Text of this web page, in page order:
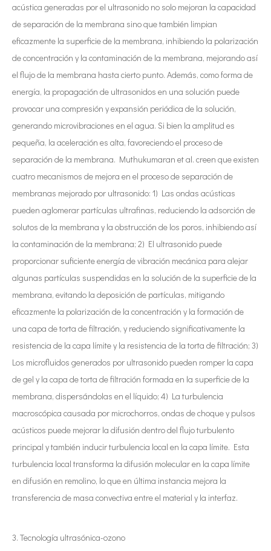
acústica generadas por el ultrasonido no solo mejoran la capacidad
de separación de la membrana sino que también limpian
eficazmente la superficie de la membrana, inhibiendo la polarización
de concentración y la contaminación de la membrana, mejorando así
el flujo de la membrana hasta cierto punto. Además, como forma de
energía, la propagación de ultrasonidos en una solución puede
provocar una compresión y expansión periódica de la solución,
generando microvibraciones en el agua. Si bien la amplitud es
pequeña, la aceleración es alta, favoreciendo el proceso de
separación de la membrana. Muthukumaran et al. creen que existen
cuatro mecanismos de mejora en el proceso de separación de
membranas mejorado por ultrasonido: 1) Las ondas acústicas
pueden aglomerar partículas ultrafinas, reduciendo la adsorción de
solutos de la membrana y la obstrucción de los poros, inhibiendo así
la contaminación de la membrana; 2) El ultrasonido puede
proporcionar suficiente energía de vibración mecánica para alejar
algunas partículas suspendidas en la solución de la superficie de la
membrana, evitando la deposición de partículas, mitigando
eficazmente la polarización de la concentración y la formación de
una capa de torta de filtración, y reduciendo significativamente la
resistencia de la capa límite y la resistencia de la torta de filtración; 3)
Los microfluidos generados por ultrasonido pueden romper la capa
de gel y la capa de torta de filtración formada en la superficie de la
membrana, dispersándolas en el líquido; 4) La turbulencia
macroscópica causada por microchorros, ondas de choque y pulsos
acústicos puede mejorar la difusión dentro del flujo turbulento
principal y también inducir turbulencia local en la capa límite. Esta
turbulencia local transforma la difusión molecular en la capa límite
en difusión en remolino, lo que en última instancia mejora la
transferencia de masa convectiva entre el material y la interfaz.
3. Tecnología ultrasónica-ozono